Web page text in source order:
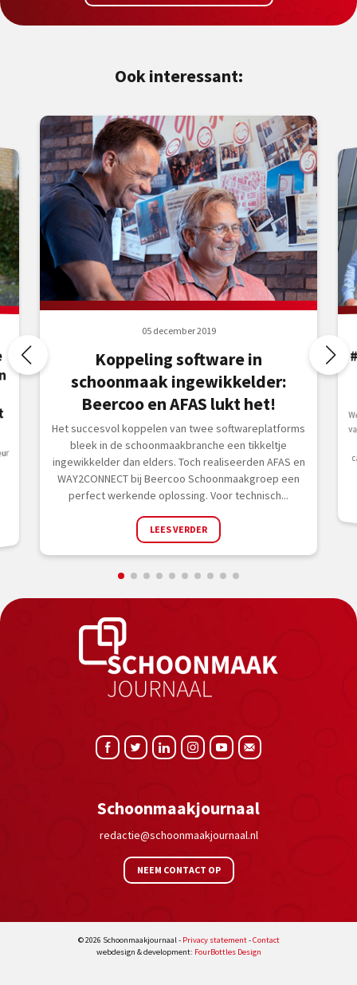
Ook interessant:
05 december 2019
Koppeling software in
schoonmaak ingewikkelder:
Beercoo en AFAS lukt het!
Het succesvol koppelen van twee softwareplatforms
bleek in de schoonmaakbranche een tikkeltje
ingewikkelder dan elders. Toch realiseerden AFAS en
WAY2CONNECT bij Beercoo Schoonmaakgroep een
perfect werkende oplossing. Voor technisch...
LEES VERDER
Schoonmaakjournaal
redactie@schoonmaakjournaal.nl
NEEM CONTACT OP
© 2026 Schoonmaakjournaal - Privacy statement-Contact
webdesign & development: FourBottles Design